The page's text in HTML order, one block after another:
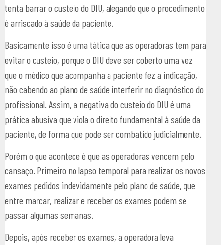
tenta barrar o custeio do DIU, alegando que o procedimento
é arriscado à saúde da paciente.
Basicamente isso é uma tática que as operadoras tem para
evitar o custeio, porque o DIU deve ser coberto uma vez
que o médico que acompanha a paciente fez a indicação,
não cabendo ao plano de saúde interferir no diagnóstico do
profissional. Assim, a negativa do custeio do DIU é uma
prática abusiva que viola o direito fundamental à saúde da
paciente, de forma que pode ser combatido judicialmente.
Porém o que acontece é que as operadoras vencem pelo
cansaço. Primeiro no lapso temporal para realizar os novos
exames pedidos indevidamente pelo plano de saúde, que
entre marcar, realizar e receber os exames podem se
passar algumas semanas.
Depois, após receber os exames, a operadora leva